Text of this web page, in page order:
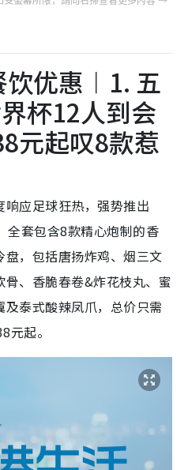
优惠︱1. 五
杯12人到会
元起叹8款惹
响应足球狂热，强势推出
套包含8款精心炮制的香
，包括唐扬炸鸡、烟三文
、香脆春卷&炸花枝丸、蜜
泰式酸辣凤爪，总价只需
元起。